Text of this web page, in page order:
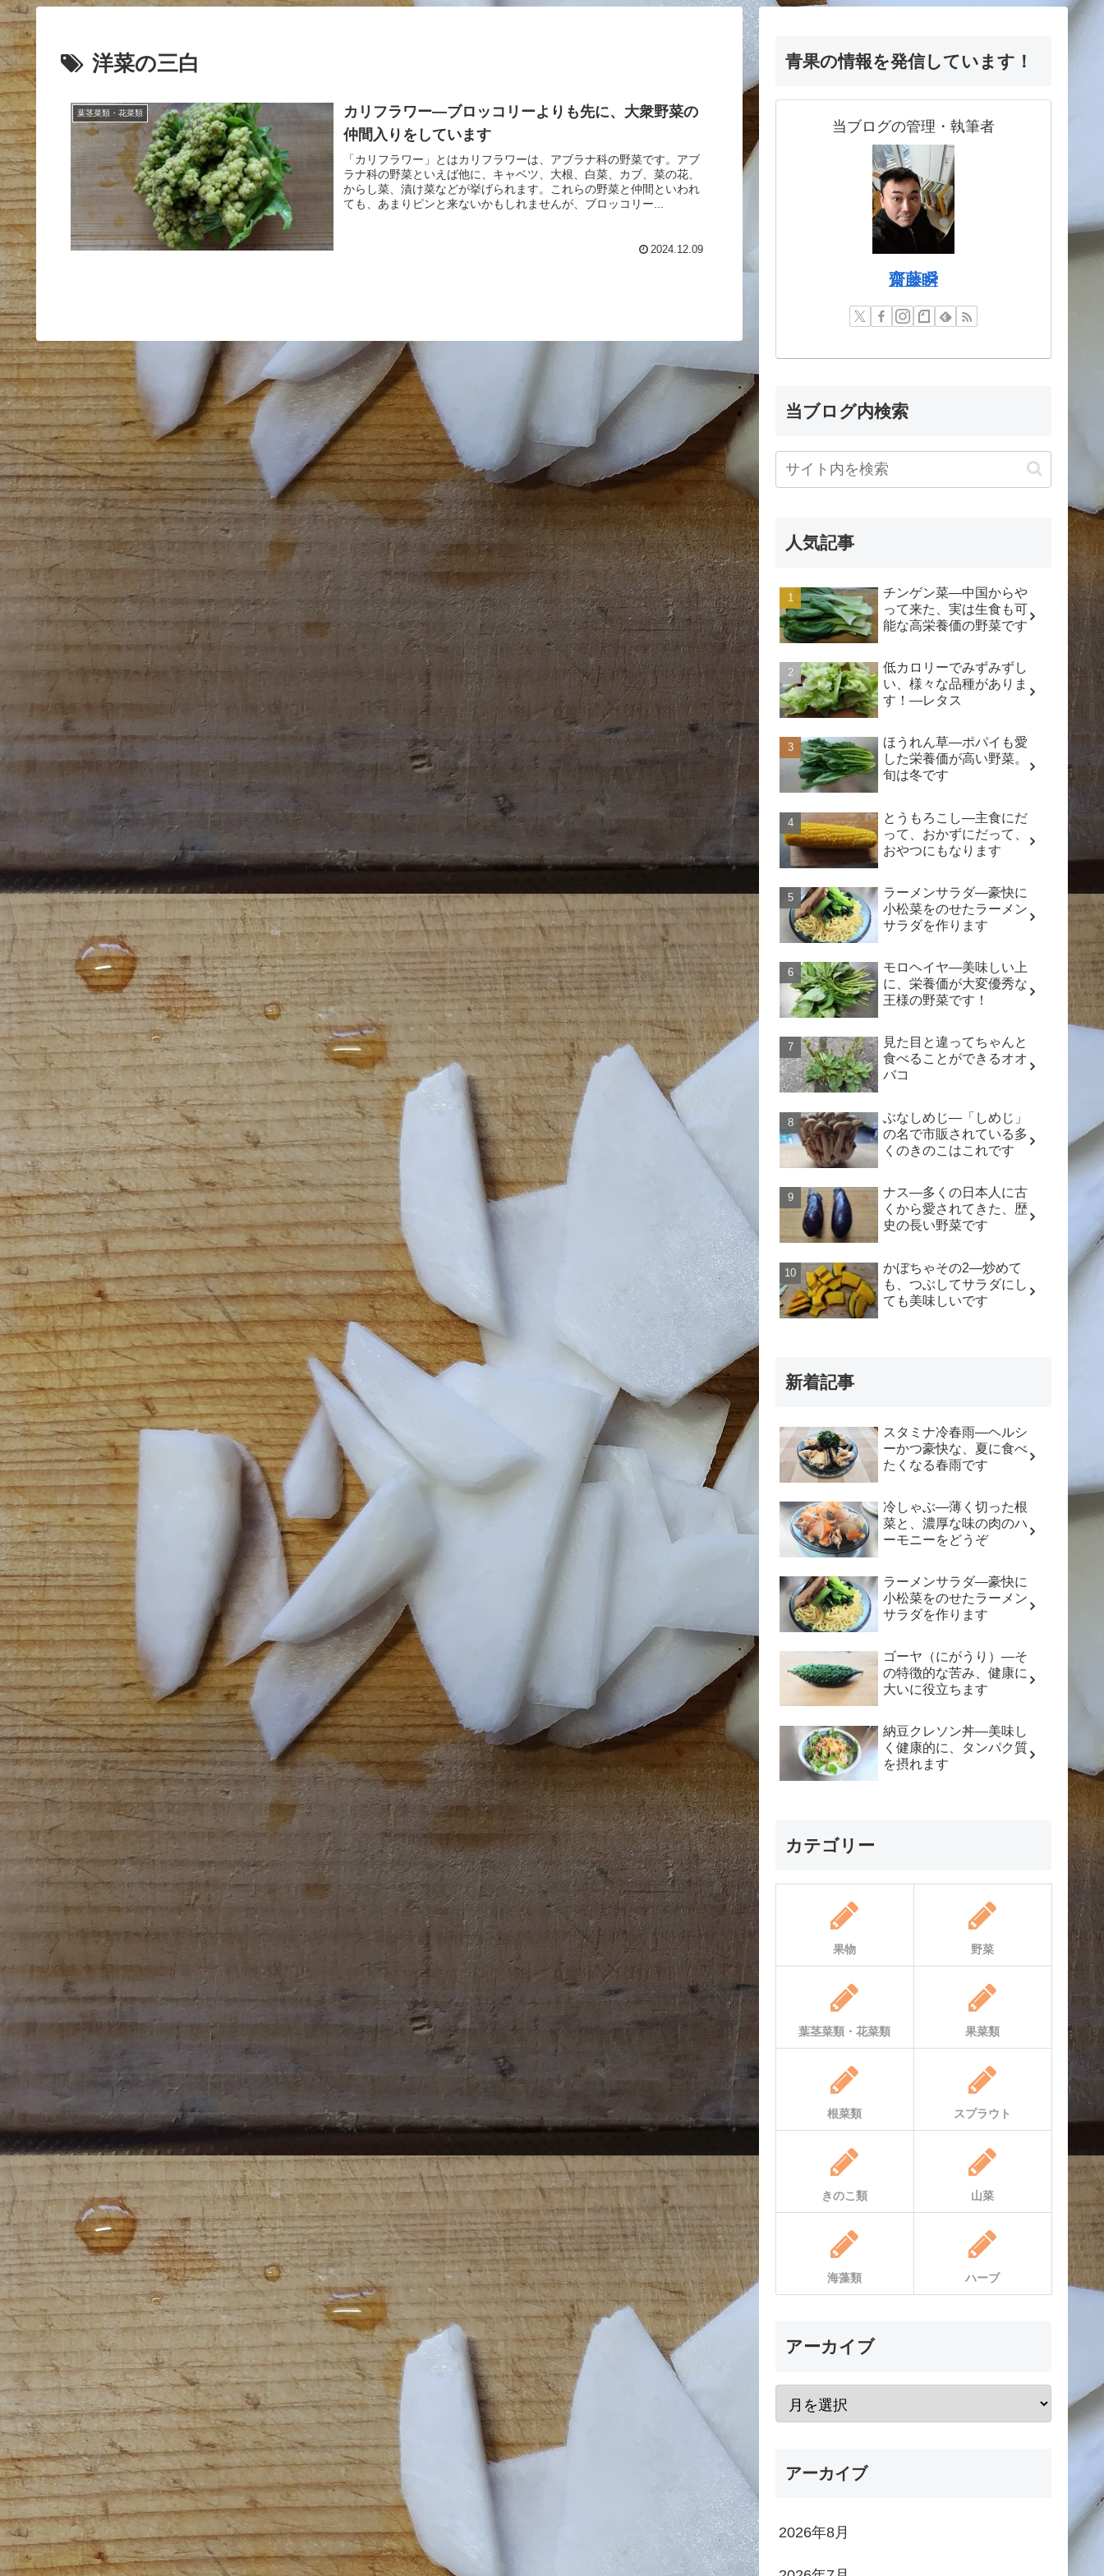
洋菜の三白
葉茎菜類・花菜類
カリフラワー―ブロッコリーよりも先に、大衆野菜の
仲間入りをしています
「カリフラワー」とはカリフラワーは、アブラナ科の野菜です。アブ
ラナ科の野菜といえば他に、キャベツ、大根、白菜、カブ、菜の花、
からし菜、漬け菜などが挙げられます。これらの野菜と仲間といわれ
ても、あまりピンと来ないかもしれませんが、ブロッコリー...
2024.12.09
青果の情報を発信しています！
当ブログの管理・執筆者
齋藤瞬
当ブログ内検索
人気記事
チンゲン菜―中国からや
って来た、実は生食も可
能な高栄養価の野菜です
低カロリーでみずみずし
い、様々な品種がありま
す！―レタス
ほうれん草―ポパイも愛
した栄養価が高い野菜。
旬は冬です
とうもろこし―主食にだ
って、おかずにだって、
おやつにもなります
ラーメンサラダ―豪快に
小松菜をのせたラーメン
サラダを作ります
モロヘイヤ―美味しい上
に、栄養価が大変優秀な
王様の野菜です！
見た目と違ってちゃんと
食べることができるオオ
バコ
ぶなしめじ―「しめじ」
の名で市販されている多
くのきのこはこれです
ナス―多くの日本人に古
くから愛されてきた、歴
史の長い野菜です
かぼちゃその2―炒めて
も、つぶしてサラダにし
ても美味しいです
新着記事
スタミナ冷春雨―ヘルシ
ーかつ豪快な、夏に食べ
たくなる春雨です
冷しゃぶ―薄く切った根
菜と、濃厚な味の肉のハ
ーモニーをどうぞ
ラーメンサラダ―豪快に
小松菜をのせたラーメン
サラダを作ります
ゴーヤ（にがうり）―そ
の特徴的な苦み、健康に
大いに役立ちます
納豆クレソン丼―美味し
く健康的に、タンパク質
を摂れます
カテゴリー
果物 野菜
葉茎菜類・花菜類 果菜類
根菜類 スプラウト
きのこ類 山菜
海藻類 ハーブ
アーカイブ
アーカイブ
2026年8月